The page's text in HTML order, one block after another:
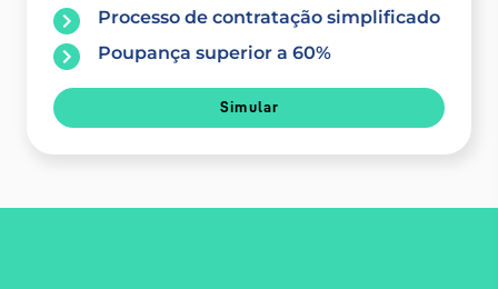
Processo de contratação simplificado
Poupança superior a 60%
Simular